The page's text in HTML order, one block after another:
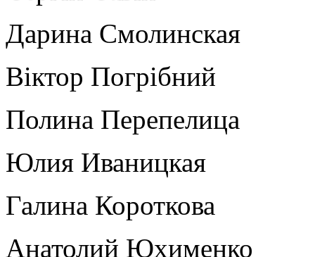
Дарина Смолинская
Віктор Погрібний
Полина Перепелица
Юлия Иваницкая
Галина Короткова
Анатолий Юхименко